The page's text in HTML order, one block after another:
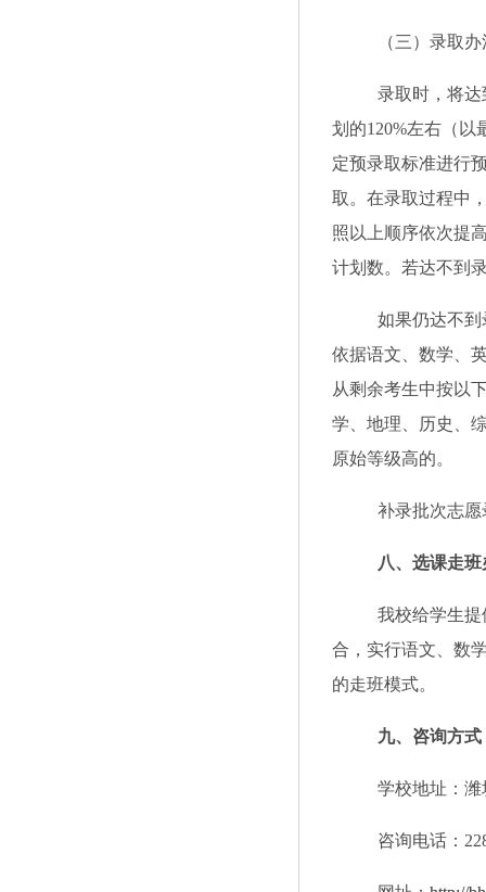
（三）录取
录取时，将达
划的120%左右（以
定预录取标准进行
取。在录取过程中
照以上顺序依次提
计划数。若达不到
如果仍达不
依据语文、数学、
从剩余考生中按以
学 、地理、历史、
原始等级高的。
补录批次志
八、选课走班
我校给学生
合，实行语文、数
的走班模式。
九、咨询方式
学校地址：
咨询电话：